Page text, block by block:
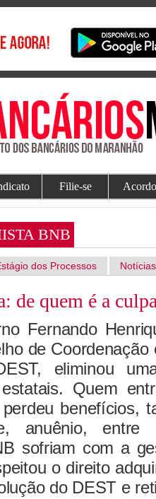
Filie-se
BNB
dos Processos Notícias
de quem é a
Fernando
de
eliminou
Quem
benefícios,
anuênio,
sofriam com a
o direito
do DEST e